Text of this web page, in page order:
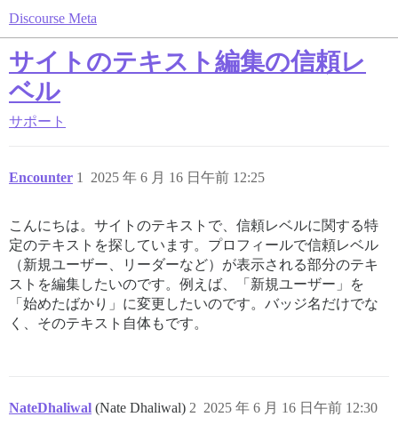
Discourse Meta
サイトのテキスト編集の信頼レ
ベル
サポート
Encounter 2025 年 6 月 16 日午前 12:25
1
こんにちは。サイトのテキストで、信頼レベルに関する特
定のテキストを探しています。プロフィールで信頼レベル
（新規ユーザー、リーダーなど）が表示される部分のテキ
ストを編集したいのです。例えば、「新規ユーザー」を
「始めたばかり」に変更したいのです。バッジ名だけでな
く、そのテキスト自体もです。
NateDhaliwal (Nate Dhaliwal) 2025 年 6 月 16 日午前 12:30
2